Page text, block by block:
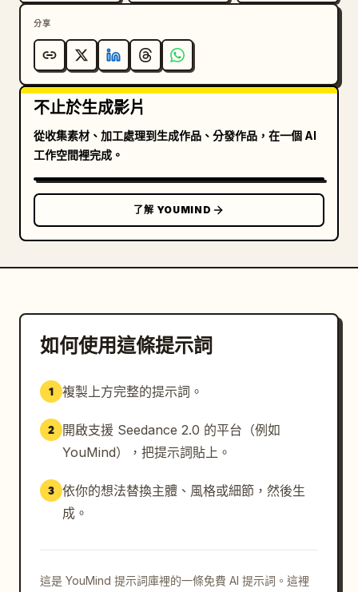
分享
不止於生成影片
從收集素材、加工處理到生成作品、分發作品，在一個 AI
工作空間裡完成。
了解 YOUMIND
如何使用這條提示詞
1 複製上方完整的提示詞。
2
開啟支援 Seedance 2.0 的平台（例如
YouMind），把提示詞貼上。
3 依你的想法替換主體、風格或細節，然後生
成。
這是 YouMind 提示詞庫裡的一條免費 AI 提示詞。這裡